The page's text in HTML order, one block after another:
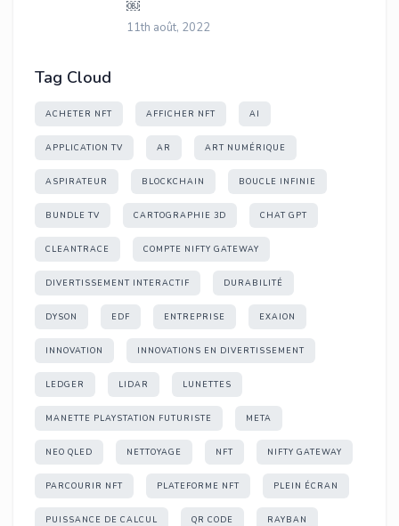
￼
11th août, 2022
Tag Cloud
ACHETER NFT AFFICHER NFT AI
APPLICATION TV AR ART NUMÉRIQUE
ASPIRATEUR BLOCKCHAIN BOUCLE INFINIE
BUNDLE TV CARTOGRAPHIE 3D CHAT GPT
CLEANTRACE COMPTE NIFTY GATEWAY
DIVERTISSEMENT INTERACTIF DURABILITÉ
DYSON EDF ENTREPRISE EXAION
INNOVATION INNOVATIONS EN DIVERTISSEMENT
LEDGER LIDAR LUNETTES
MANETTE PLAYSTATION FUTURISTE META
NEO QLED NETTOYAGE NFT NIFTY GATEWAY
PARCOURIR NFT PLATEFORME NFT PLEIN ÉCRAN
PUISSANCE DE CALCUL QR CODE RAYBAN